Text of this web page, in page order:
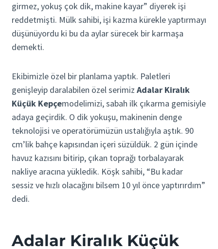
girmez, yokuş çok dik, makine kayar” diyerek işi
reddetmişti. Mülk sahibi, işi kazma kürekle yaptırmayı
düşünüyordu ki bu da aylar sürecek bir karmaşa
demekti.
Ekibimizle özel bir planlama yaptık. Paletleri
genişleyip daralabilen özel serimiz Adalar Kiralık
Küçük Kepçemodelimizi, sabah ilk çıkarma gemisiyle
adaya geçirdik. O dik yokuşu, makinenin denge
teknolojisi ve operatörümüzün ustalığıyla aştık. 90
cm’lik bahçe kapısından içeri süzüldük. 2 gün içinde
havuz kazısını bitirip, çıkan toprağı torbalayarak
nakliye aracına yükledik. Köşk sahibi, “Bu kadar
sessiz ve hızlı olacağını bilsem 10 yıl önce yaptırırdım”
dedi.
Adalar Kiralık Küçük